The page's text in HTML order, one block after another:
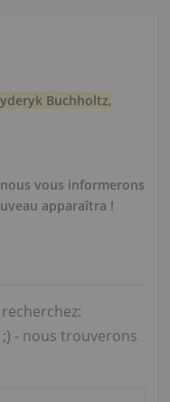
Buchholtz,
vous informerons
apparaîtra !
- nous trouverons